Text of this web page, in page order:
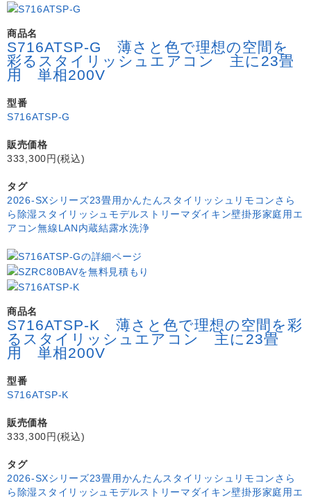
商品名
S716ATSP-G 薄さと色で理想の空間を
彩るスタイリッシュエアコン 主に23畳
用 単相200V
型番
S716ATSP-G
販売価格
333,300円(税込)
タグ
2026-SXシリーズ23畳用かんたんスタイリッシュリモコンさら
ら除湿 スタイリッシュモデルストリーマ ダイキン壁掛形家庭用エ
アコン無線LAN内蔵結露水洗浄
商品名
S716ATSP-K 薄さと色で理想の空間を彩
るスタイリッシュエアコン 主に23畳
用 単相200V
型番
S716ATSP-K
販売価格
333,300円(税込)
タグ
2026-SXシリーズ23畳用かんたんスタイリッシュリモコンさら
ら除湿 スタイリッシュモデルストリーマ ダイキン壁掛形家庭用エ